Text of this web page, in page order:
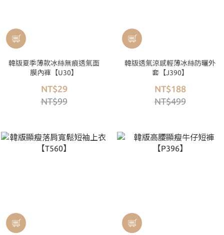
韓版夏季薄款冰絲無痕透氣面
膜內褲【U30】
NT$29
NT$99
韓版透氣涼感輕薄冰絲防曬外
套【J390】
NT$188
NT$499